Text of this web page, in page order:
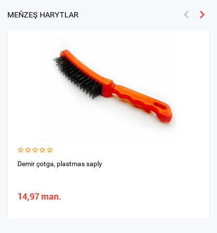
MEŇZEŞ HARYTLAR
Demir çotga, plastmas saply
14,97 man.